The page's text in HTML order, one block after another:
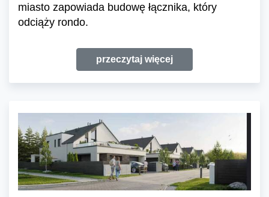
miasto zapowiada budowę łącznika, który
odciąży rondo.
przeczytaj więcej